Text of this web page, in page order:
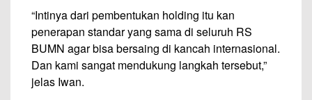
“Intinya dari pembentukan holding itu kan
penerapan standar yang sama di seluruh RS
BUMN agar bisa bersaing di kancah internasional.
Dan kami sangat mendukung langkah tersebut,”
jelas Iwan.